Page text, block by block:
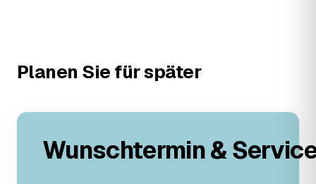
Planen Sie für später
Wunschtermin &